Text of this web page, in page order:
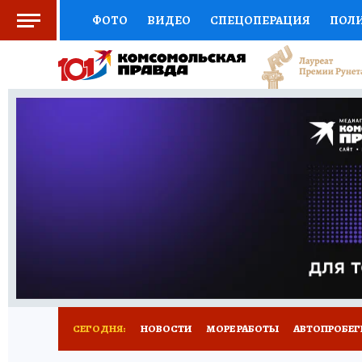
ФОТО ВИДЕО СПЕЦОПЕРАЦИЯ
СОЦПОДДЕРЖКА НАУКА СПОРТ
ВЫБОР ЭКСПЕРТОВ ДОКТОР
ПРОГНОЗЫ НА СПОРТ
НОВОЕ
СЕГОДНЯ: НОВОСТИ МОРЕ РАБОТЫ